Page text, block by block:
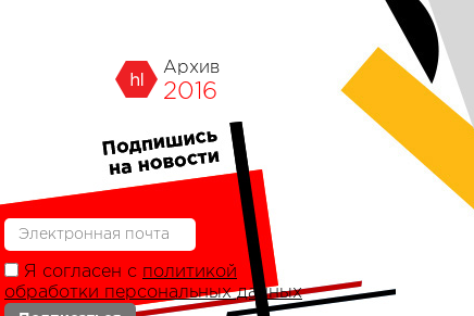
Архив
2016
Я согласен с политикой
обработки персональных данных